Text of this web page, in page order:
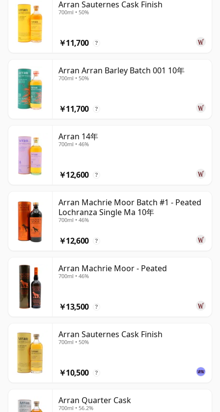
Arran Sauternes Cask Finish
700ml • 50%
￥11,700 ?
Arran Arran Barley Batch 001 10年
700ml • 50%
￥11,700 ?
Arran 14年
700ml • 46%
￥12,600 ?
Arran Machrie Moor Batch #1 - Peated
Lochranza Single Ma 10年
700ml • 46%
￥12,600 ?
Arran Machrie Moor - Peated
700ml • 46%
￥13,500 ?
Arran Sauternes Cask Finish
700ml • 50%
￥10,500 ?
Arran Quarter Cask
700ml • 56.2%